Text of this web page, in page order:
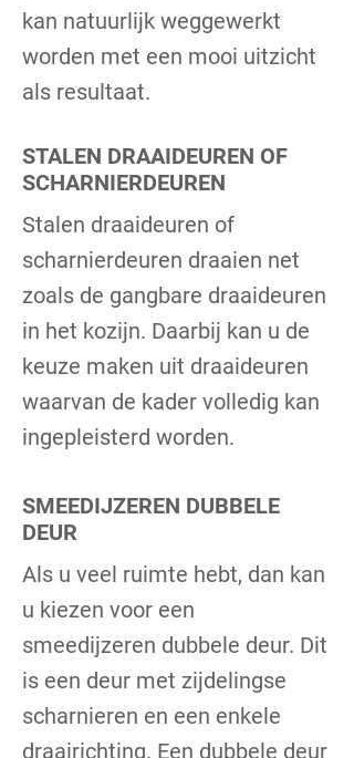
kan natuurlijk weggewerkt
worden met een mooi uitzicht
als resultaat.
STALEN DRAAIDEUREN OF
SCHARNIERDEUREN
Stalen draaideuren of
scharnierdeuren draaien net
zoals de gangbare draaideuren
in het kozijn. Daarbij kan u de
keuze maken uit draaideuren
waarvan de kader volledig kan
ingepleisterd worden.
SMEEDIJZEREN DUBBELE
DEUR
Als u veel ruimte hebt, dan kan
u kiezen voor een
smeedijzeren dubbele deur. Dit
is een deur met zijdelingse
scharnieren en een enkele
draairichting. Een dubbele deur